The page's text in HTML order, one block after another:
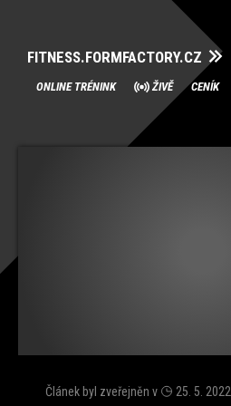
FITNESS.FORMFACTORY.CZ
Přeskočit
na
ONLINE TRÉNINK ŽIVĚ CENÍK
Článek byl zveřejněn v 25. 5. 2022